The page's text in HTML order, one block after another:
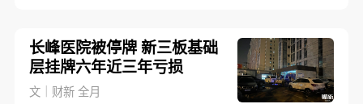
长峰医院被停牌 新三板基础
层挂牌六年近三年亏损
文｜财新 全月